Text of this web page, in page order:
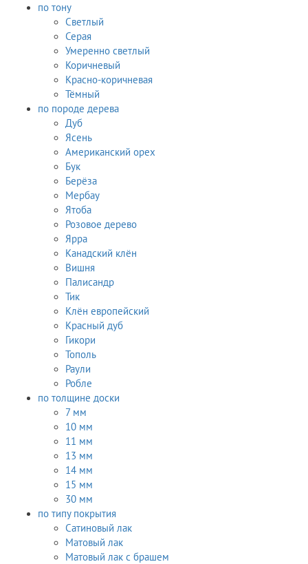
по тону
Светлый
Серая
Умеренно светлый
Коричневый
Красно-коричневая
Тёмный
по породе дерева
Дуб
Ясень
Американский орех
Бук
Берёза
Мербау
Ятоба
Розовое дерево
Ярра
Канадский клён
Вишня
Палисандр
Тик
Клён европейский
Красный дуб
Гикори
Тополь
Раули
Робле
по толщине доски
7 мм
10 мм
11 мм
13 мм
14 мм
15 мм
30 мм
по типу покрытия
Сатиновый лак
Матовый лак
Матовый лак с брашем